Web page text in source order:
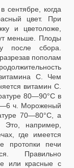
сентябре, когда
цвет. При
и цветоложе,
меньше. Плоды
после сбора.
пополам
С. Чем
витамин С.
80—90°С в
ч. Мороженый
70—80°С, а
например,
где имеется
протопки печи
Правильно
или красные с